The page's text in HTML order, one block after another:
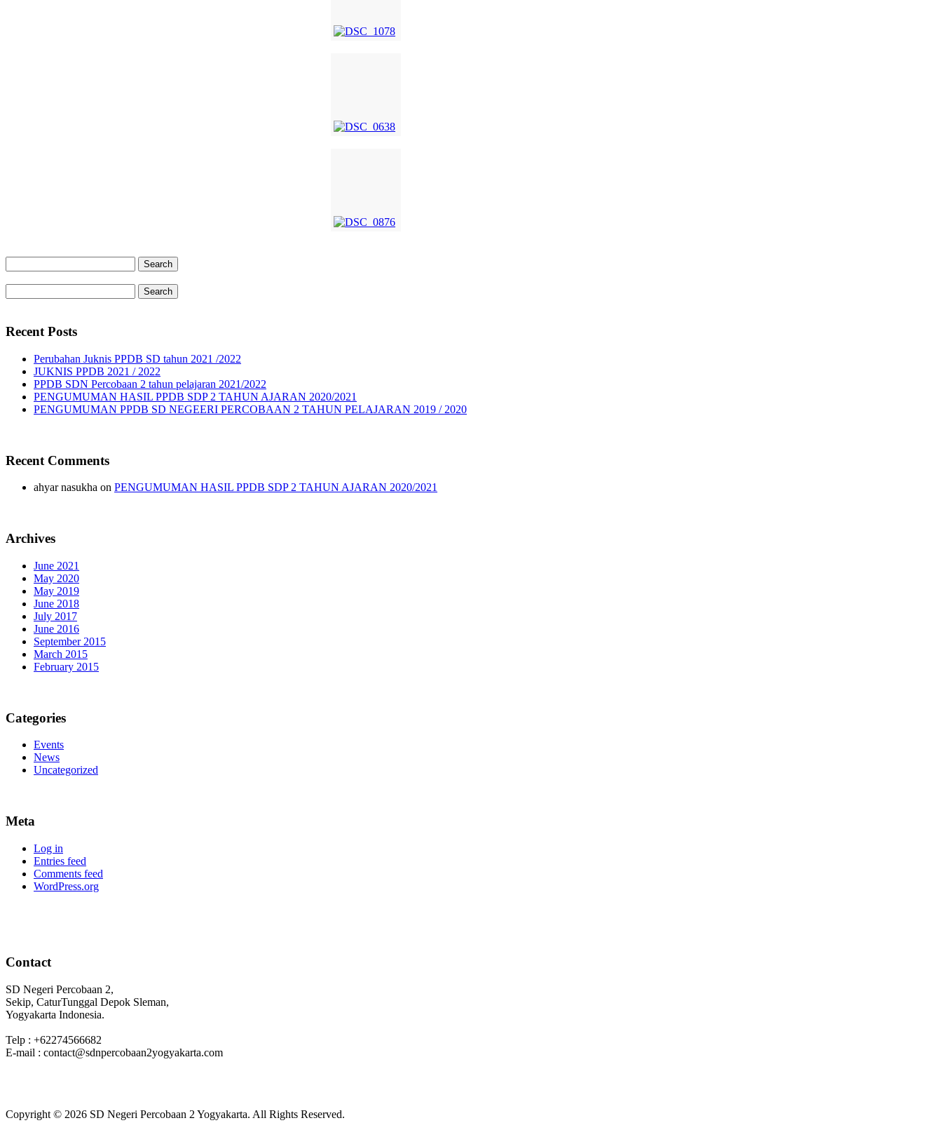
Recent Posts
Perubahan Juknis PPDB SD tahun 2021 /2022
JUKNIS PPDB 2021 / 2022
PPDB SDN Percobaan 2 tahun pelajaran 2021/2022
PENGUMUMAN HASIL PPDB SDP 2 TAHUN AJARAN 2020/2021
PENGUMUMAN PPDB SD NEGEERI PERCOBAAN 2 TAHUN PELAJARAN 2019 / 2020
Recent Comments
ahyar nasukha on PENGUMUMAN HASIL PPDB SDP 2 TAHUN AJARAN 2020/2021
Archives
June 2021
May 2020
May 2019
June 2018
July 2017
June 2016
September 2015
March 2015
February 2015
Categories
Events
News
Uncategorized
Meta
Log in
Entries feed
Comments feed
WordPress.org
Contact
SD Negeri Percobaan 2,
Sekip, CaturTunggal Depok Sleman,
Yogyakarta Indonesia.
Telp : +62274566682
E-mail : contact@sdnpercobaan2yogyakarta.com
Copyright © 2026 SD Negeri Percobaan 2 Yogyakarta. All Rights Reserved.